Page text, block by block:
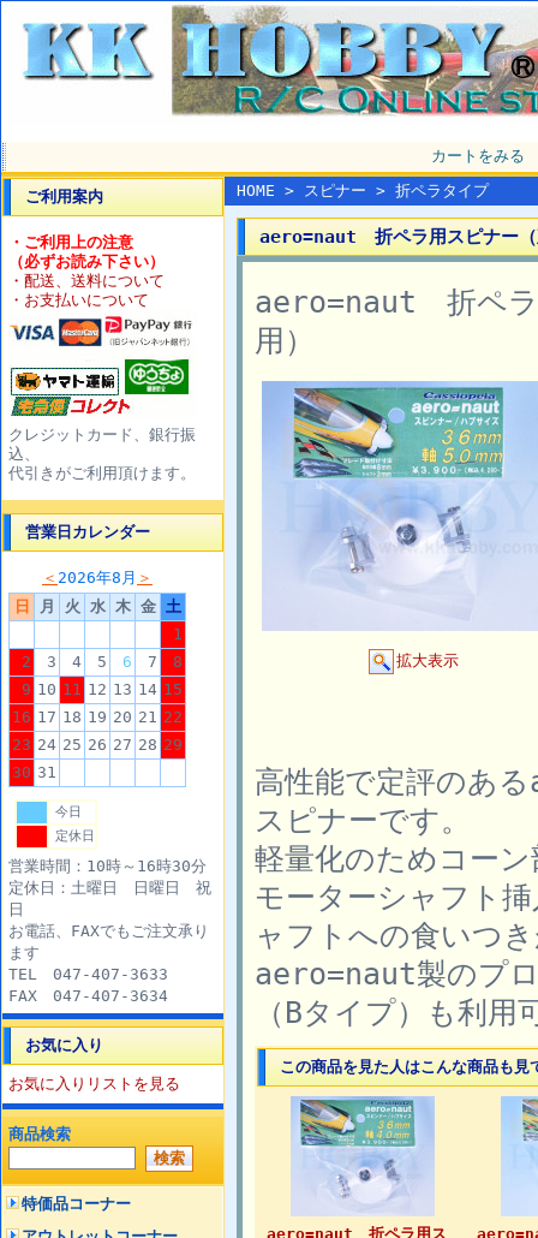
カートをみる
ご利用案内
・ご利用上の注意
（必ずお読み下さい）
・配送、送料について
・お支払いについて
クレジットカード、銀行振
込、
代引きがご利用頂けます。
営業日カレンダー
＜ 2026年8月 ＞
日
月 火 水 木 金 土
1
2
3 4 5 6 7
8
9 10 11 12 13 14 15
16 17 18 19 20 21 22
23 24 25 26 27 28 29
30 31
今日
定休日
営業時間：10時～16時30分
定休日：土曜日 日曜日 祝
日
お電話、FAXでもご注文承り
ます
TEL 047-407-3633
FAX 047-407-3634
お気に入り
お気に入りリストを見る
商品検索
特価品コーナー
HOME > スピナー > 折ペラタイプ
aero=naut 折ペラ用スピナー（
aero=naut 折ペラ
用）
拡大表示
高性能で定評のあ
スピナーです。
軽量化のためコー
モーターシャフト
ャフトへの食いつ
aero=naut製のプ
（Bタイプ）も利用
この商品を見た人はこんな商品も見
aero=naut 折ペラ用ス